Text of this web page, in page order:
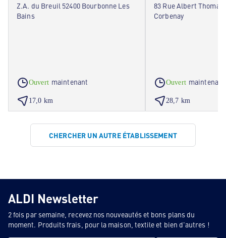
Z.A. du Breuil 52400 Bourbonne Les
Bains
Ouvert maintenant
17,0 km
83 Rue Albert Thomas
Corbenay
Ouvert maintenant
28,7 km
CHERCHER UN AUTRE ÉTABLISSEMENT
ALDI Newsletter
2 fois par semaine, recevez nos nouveautés et bons plans du
moment. Produits frais, pour la maison, textile et bien d'autres !